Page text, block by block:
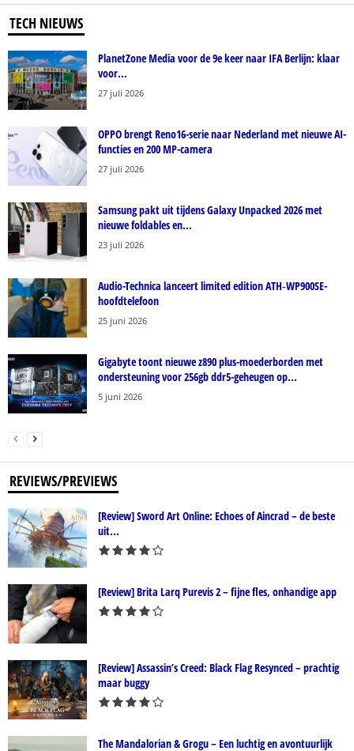
TECH NIEUWS
PlanetZone Media voor de 9e keer naar IFA Berlijn: klaar
voor...
27 juli 2026
OPPO brengt Reno16-serie naar Nederland met nieuwe AI-
functies en 200 MP-camera
27 juli 2026
Samsung pakt uit tijdens Galaxy Unpacked 2026 met
nieuwe foldables en...
23 juli 2026
Audio-Technica lanceert limited edition ATH‑WP900SE-
hoofdtelefoon
25 juni 2026
Gigabyte toont nieuwe z890 plus-moederborden met
ondersteuning voor 256gb ddr5-geheugen op...
5 juni 2026
REVIEWS/PREVIEWS
[Review] Sword Art Online: Echoes of Aincrad – de beste
uit...
[Review] Brita Larq Purevis 2 – fijne fles, onhandige app
[Review] Assassin’s Creed: Black Flag Resynced – prachtig
maar buggy
The Mandalorian & Grogu – Een luchtig en avontuurlijk